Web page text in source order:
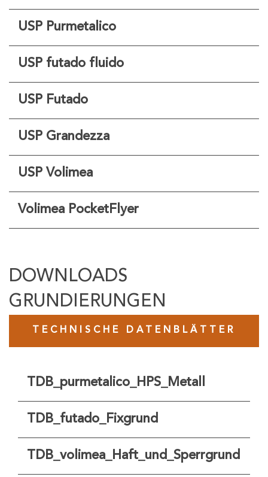
USP Purmetalico
USP futado fluido
USP Futado
USP Grandezza
USP Volimea
Volimea PocketFlyer
DOWNLOADS
GRUNDIERUNGEN
TECHNISCHE DATENBLÄTTER
TDB_purmetalico_HPS_Metall
TDB_futado_Fixgrund
TDB_volimea_Haft_und_Sperrgrund